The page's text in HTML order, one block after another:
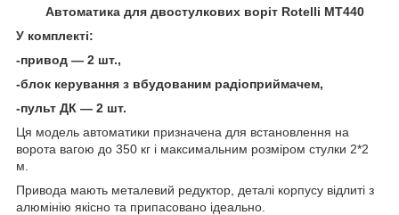
Автоматика для двостулкових воріт Rotelli MT440
У комплекті:
-привод — 2 шт.,
-блок керування з вбудованим радіоприймачем,
-пульт ДК — 2 шт.
Ця модель автоматики призначена для встановлення на
ворота вагою до 350 кг і максимальним розміром стулки 2*2
м.
Привода мають металевий редуктор, деталі корпусу відлиті з
алюмінію якісно та припасовано ідеально.